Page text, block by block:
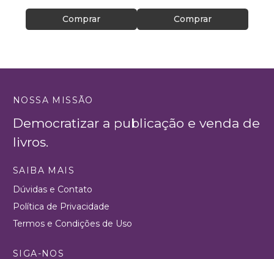
Comprar Comprar
NOSSA MISSÃO
Democratizar a publicação e venda de
livros.
SAIBA MAIS
Dúvidas e Contato
Política de Privacidade
Termos e Condições de Uso
SIGA-NOS